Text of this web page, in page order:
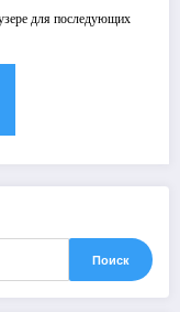
для последующих
Поиск